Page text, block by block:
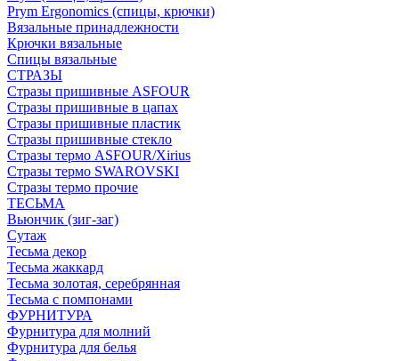
Prym Ergonomics (спицы, крючки)
Вязальные принадлежности
Крючки вязальные
Спицы вязальные
СТРАЗЫ
Стразы пришивные ASFOUR
Стразы пришивные в цапах
Стразы пришивные пластик
Стразы пришивные стекло
Стразы термо ASFOUR/Xirius
Стразы термо SWAROVSKI
Стразы термо прочие
ТЕСЬМА
Вьюнчик (зиг-заг)
Сутаж
Тесьма декор
Тесьма жаккард
Тесьма золотая, серебрянная
Тесьма с помпонами
ФУРНИТУРА
Фурнитура для молний
Фурнитура для белья